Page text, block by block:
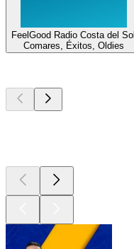
FeelGood Radio Costa del Sol
Comares, Éxitos, Oldies